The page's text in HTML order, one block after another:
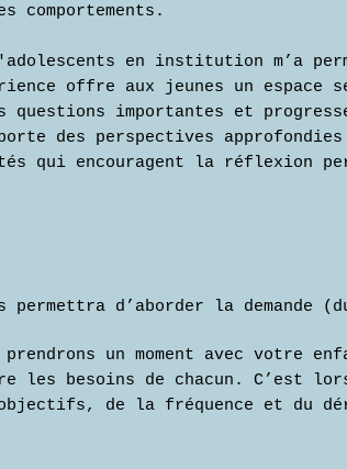
comportements.
en institution m’a
offre aux jeunes un
importantes et
des perspectives
qui encouragent la réflexion
permettra d’aborder la demande
un moment avec votre
les besoins de chacun. C’est
de la fréquence et du